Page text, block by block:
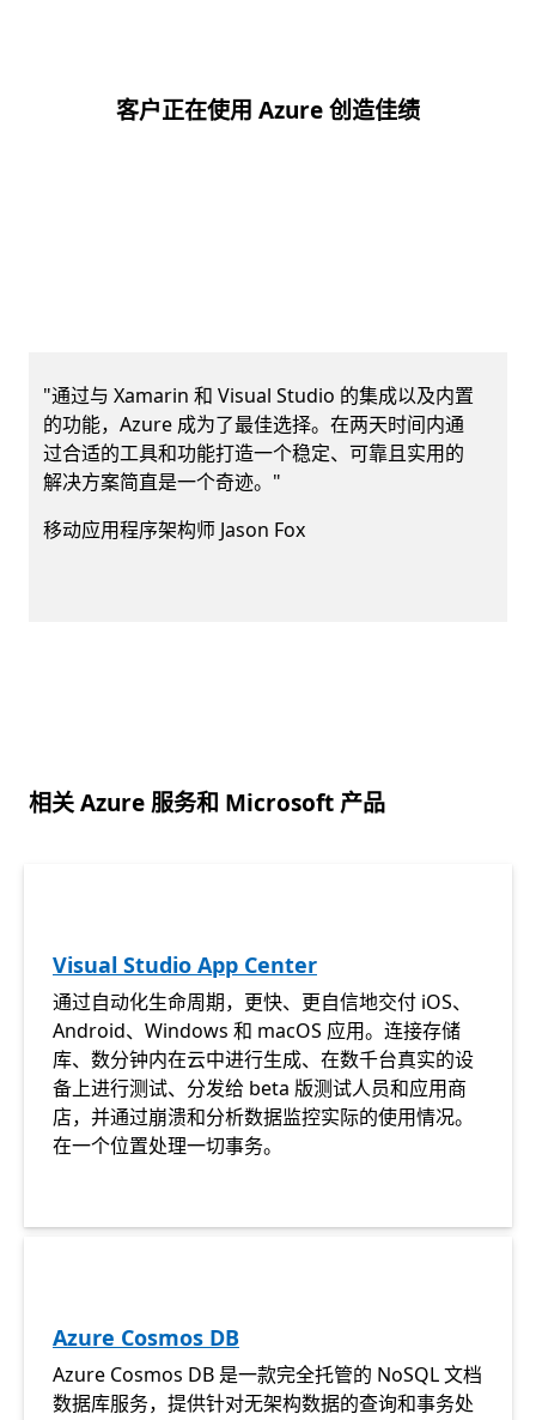
客户正在使用 Azure 创造佳绩
i
"通过与 Xamarin 和 Visual Studio 的集成以及内置
的功能，Azure 成为了最佳选择。在两天时间内通
过合适的工具和功能打造一个稳定、可靠且实用的
解决方案简直是一个奇迹。"
移动应用程序架构师 Jason Fox
相关 Azure 服务和 Microsoft 产品
Visual Studio App Center
通过自动化生命周期，更快、更自信地交付 iOS、
Android、Windows 和 macOS 应用。连接存储
库、数分钟内在云中进行生成、在数千台真实的设
备上进行测试、分发给 beta 版测试人员和应用商
店，并通过崩溃和分析数据监控实际的使用情况。
在一个位置处理一切事务。
Azure Cosmos DB
Azure Cosmos DB 是一款完全托管的 NoSQL 文档
数据库服务，提供针对无架构数据的查询和事务处